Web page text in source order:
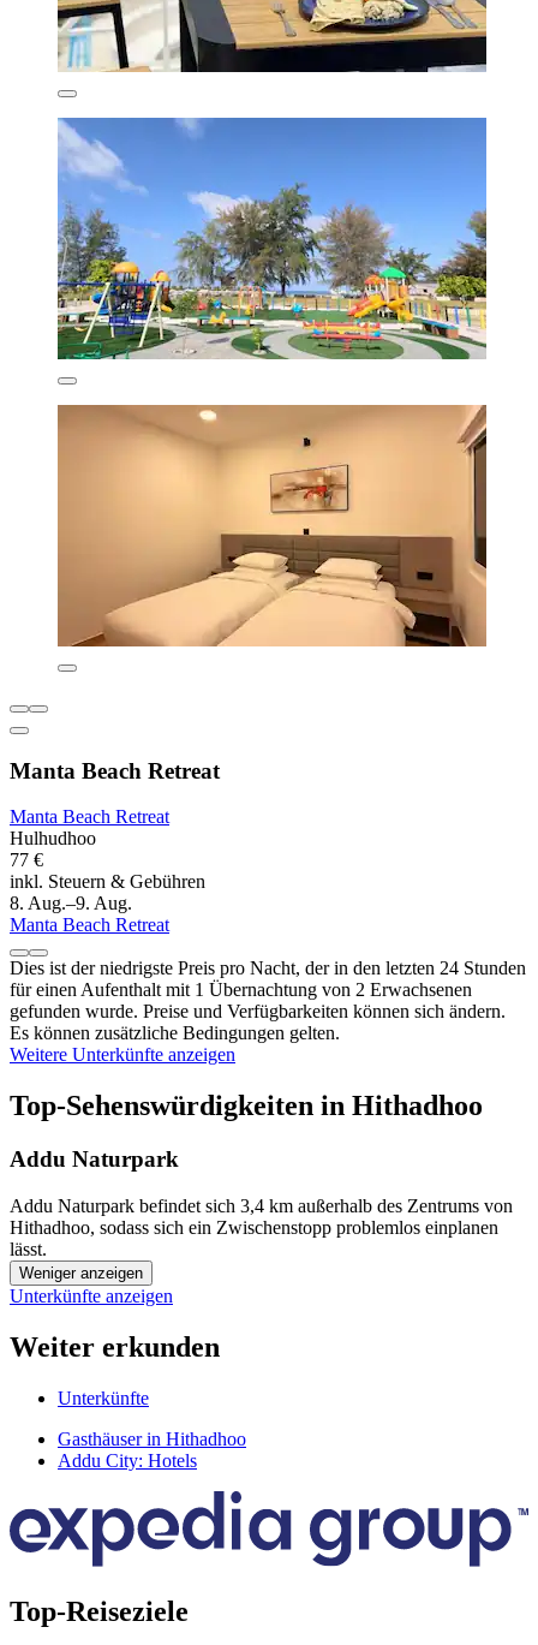
Manta Beach Retreat
Manta Beach Retreat
Hulhudhoo
77 €
inkl. Steuern & Gebühren
8. Aug.–9. Aug.
Manta Beach Retreat
Dies ist der niedrigste Preis pro Nacht, der in den letzten 24 Stunden
für einen Aufenthalt mit 1 Übernachtung von 2 Erwachsenen
gefunden wurde. Preise und Verfügbarkeiten können sich ändern.
Es können zusätzliche Bedingungen gelten.
Weitere Unterkünfte anzeigen
Top-Sehenswürdigkeiten in Hithadhoo
Addu Naturpark
Addu Naturpark befindet sich 3,4 km außerhalb des Zentrums von
Hithadhoo, sodass sich ein Zwischenstopp problemlos einplanen
lässt.
Weniger anzeigen
Unterkünfte anzeigen
Weiter erkunden
Unterkünfte
Gasthäuser in Hithadhoo
Addu City: Hotels
Top-Reiseziele